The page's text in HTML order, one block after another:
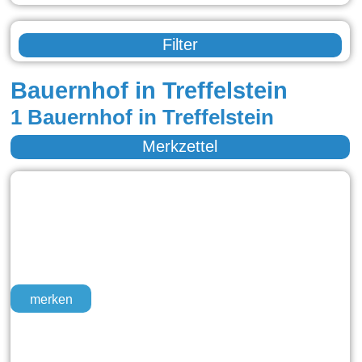
Filter
Bauernhof in Treffelstein
1 Bauernhof in Treffelstein
Merkzettel
merken